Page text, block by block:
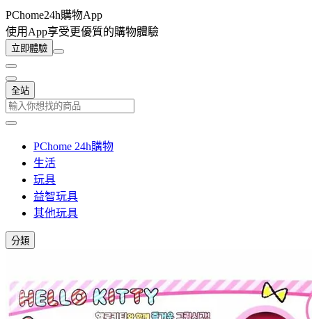
PChome24h購物App
使用App享受更優質的購物體驗
立即體驗
全站
PChome 24h購物
生活
玩具
益智玩具
其他玩具
分類